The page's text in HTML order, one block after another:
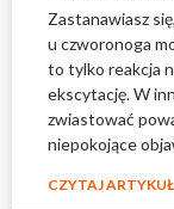
Zastanawiasz
u czworonoga
to tylko reakcja
ekscytację. W
zwiastować
niepokojące
CZYTAJ ARTYKUŁ